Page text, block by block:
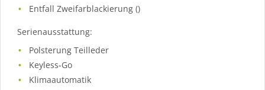
Entfall Zweifarblackierung ()
Serienausstattung:
Polsterung Teilleder
Keyless-Go
Klimaautomatik